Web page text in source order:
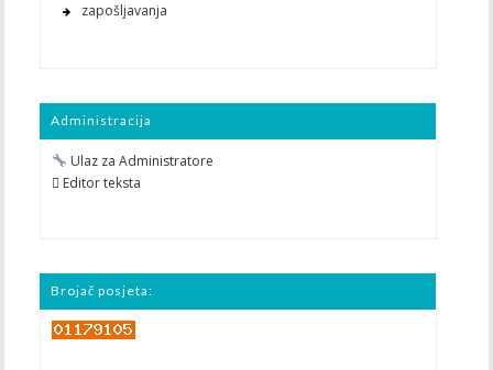
zapošljavanja
Administracija
Ulaz za Administratore
 Editor teksta
Brojač posjeta: